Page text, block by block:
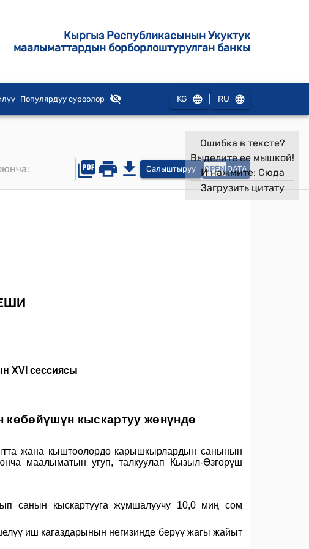
Кыргыз Республикасынын Укуктук
маалыматтардын борборлоштурулган банкы
Популярдуу суроолор KG RU
Салыштыруу OPEN DATA
Ошибка в тексте?
Выделите ее мышкой!
И нажмите: Сюда
Загрузить цитату